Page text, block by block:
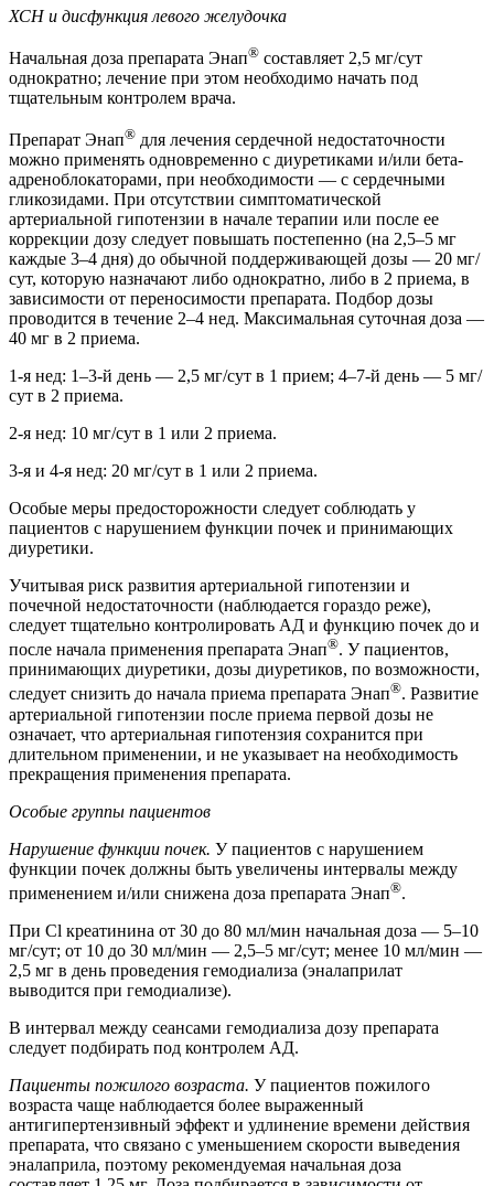
ХСН и дисфункция левого желудочка
Начальная доза препарата Энап® составляет 2,5 мг/сут
однократно; лечение при этом необходимо начать под
тщательным контролем врача.
Препарат Энап® для лечения сердечной недостаточности
можно применять одновременно с диуретиками и/или бета-
адреноблокаторами, при необходимости — с сердечными
гликозидами. При отсутствии симптоматической
артериальной гипотензии в начале терапии или после ее
коррекции дозу следует повышать постепенно (на 2,5–5 мг
каждые 3–4 дня) до обычной поддерживающей дозы — 20 мг/
сут, которую назначают либо однократно, либо в 2 приема, в
зависимости от переносимости препарата. Подбор дозы
проводится в течение 2–4 нед. Максимальная суточная доза —
40 мг в 2 приема.
1-я нед: 1–3-й день — 2,5 мг/сут в 1 прием; 4–7-й день — 5 мг/
сут в 2 приема.
2-я нед: 10 мг/сут в 1 или 2 приема.
3-я и 4-я нед: 20 мг/сут в 1 или 2 приема.
Особые меры предосторожности следует соблюдать у
пациентов с нарушением функции почек и принимающих
диуретики.
Учитывая риск развития артериальной гипотензии и
почечной недостаточности (наблюдается гораздо реже),
следует тщательно контролировать АД и функцию почек до и
после начала применения препарата Энап®. У пациентов,
принимающих диуретики, дозы диуретиков, по возможности,
следует снизить до начала приема препарата Энап®. Развитие
артериальной гипотензии после приема первой дозы не
означает, что артериальная гипотензия сохранится при
длительном применении, и не указывает на необходимость
прекращения применения препарата.
Особые группы пациентов
Нарушение функции почек. У пациентов с нарушением
функции почек должны быть увеличены интервалы между
применением и/или снижена доза препарата Энап®.
При Cl креатинина от 30 до 80 мл/мин начальная доза — 5–10
мг/сут; от 10 до 30 мл/мин — 2,5–5 мг/сут; менее 10 мл/мин —
2,5 мг в день проведения гемодиализа (эналаприлат
выводится при гемодиализе).
В интервал между сеансами гемодиализа дозу препарата
следует подбирать под контролем АД.
Пациенты пожилого возраста. У пациентов пожилого
возраста чаще наблюдается более выраженный
антигипертензивный эффект и удлинение времени действия
препарата, что связано с уменьшением скорости выведения
эналаприла, поэтому рекомендуемая начальная доза